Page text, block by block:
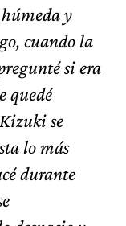
y
cuando la
si era
quedé
se
lo más
durante